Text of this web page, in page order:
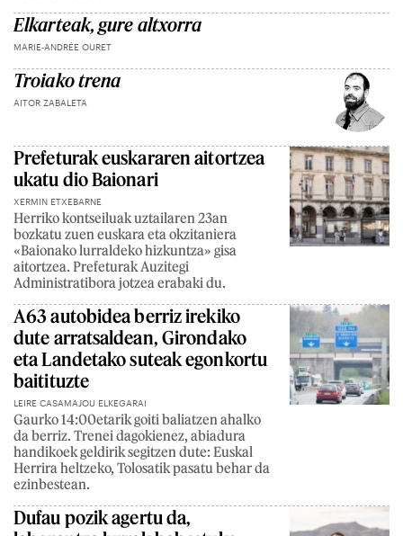
Elkarteak, gure altxorra
MARIE-ANDRÉE OURET
Troiako trena
AITOR ZABALETA
Prefeturak euskararen aitortzea
ukatu dio Baionari
XERMIN ETXEBARNE
Herriko kontseiluak uztailaren 23an
bozkatu zuen euskara eta okzitaniera
«Baionako lurraldeko hizkuntza» gisa
aitortzea. Prefeturak Auzitegi
Administratibora jotzea erabaki du.
A63 autobidea berriz irekiko
dute arratsaldean, Girondako
eta Landetako suteak egonkortu
baitituzte
LEIRE CASAMAJOU ELKEGARAI
Gaurko 14:00etarik goiti baliatzen ahalko
da berriz. Trenei dagokienez, abiadura
handikoek geldirik segitzen dute: Euskal
Herrira heltzeko, Tolosatik pasatu behar da
ezinbestean.
Dufau pozik agertu da,